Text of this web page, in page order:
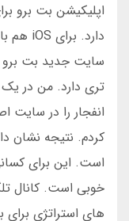
سایت جدید بت برو
تری دارد. من در
انفجار را در سایت
است. این برای
خوبی است. کانال
های استراتژی برای